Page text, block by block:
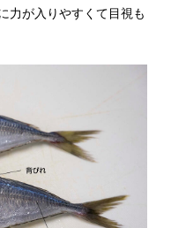
力が入りやすくて目視も